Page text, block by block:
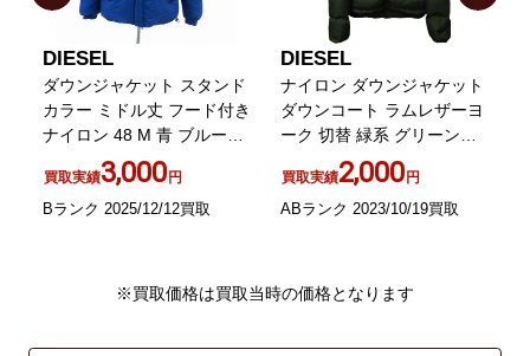
DIESEL
ダウンジャケット スタンド
カラー ミドル丈 フード付き
ナイロン 48 M 青 ブルー
/HO1 GY18
買取実績3,000円
Bランク 2025/12/12買取
DIESEL
ナイロン ダウンジャケット
ダウンコート ラムレザーヨ
ーク 切替 緑系 グリーン系
買取実績2,000円
ABランク 2023/10/19買取
※買取価格は買取当時の価格となります